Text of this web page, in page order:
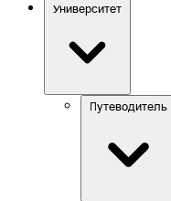
Университет
Путеводитель